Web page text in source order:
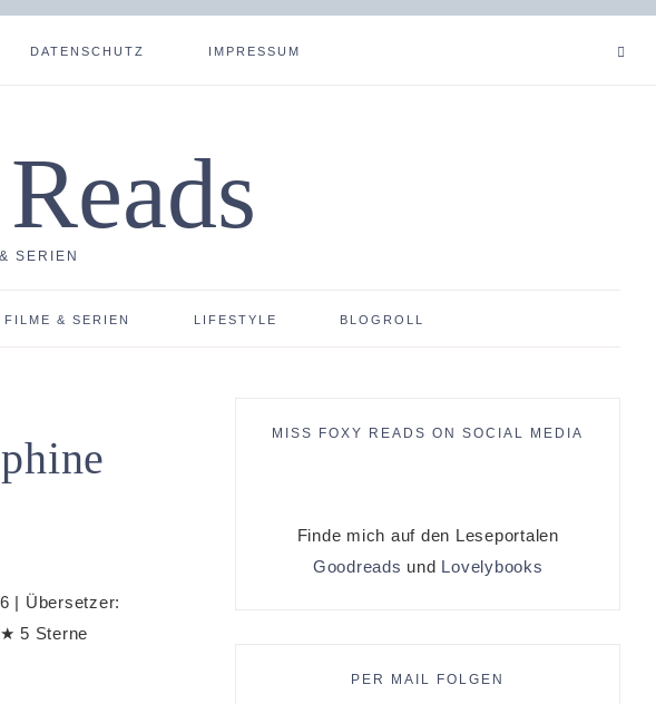
DATENSCHUTZ IMPRESSUM
SERIEN
FILME & SERIEN LIFESTYLE BLOGROLL
| Übersetzer:
5 Sterne
MISS FOXY READS ON SOCIAL MEDIA
Finde mich auf den Leseportalen
Goodreads und Lovelybooks
PER MAIL FOLGEN